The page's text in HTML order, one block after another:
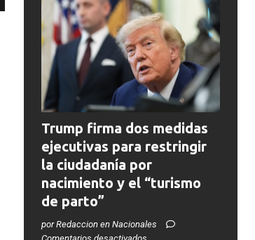
Trump firma dos medidas
ejecutivas para restringir
la ciudadanía por
nacimiento y el “turismo
de parto”
por Redaccion en Nacionales